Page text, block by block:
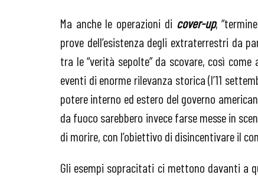
Ma anche le operazioni di cover-up,
prove dell’esistenza degli extraterrestri da
tra le “verità sepolte” da scovare, così come
eventi di enorme rilevanza storica (l’11
potere interno ed estero del governo
da fuoco sarebbero invece farse messe in
di morire, con l’obiettivo di disincentivare il
Gli esempi sopracitati ci mettono davanti a